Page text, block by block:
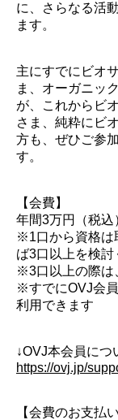
に、さらなる活
ます。
主にすでにビオ
ま、オーガニッ
が、これからビ
さま、純粋にビ
方も、ぜひご参
す。
【会費】
年間3万円（税
※1口から資格は
ば3口以上を検討
※3口以上の際は
※すでにOVJ会
利用できます
↓OVJ本会員につ
https://ovj.jp/
【会費のお支払い